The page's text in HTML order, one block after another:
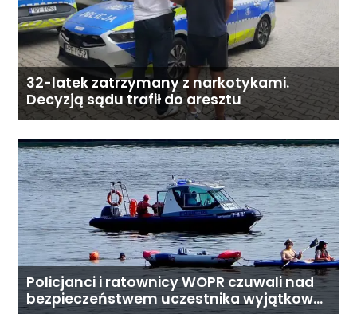
32-latek zatrzymany z narkotykami.
Decyzją sądu trafił do aresztu
Policjanci i ratownicy WOPR czuwali nad
bezpieczeństwem uczestnika wyjątkowej